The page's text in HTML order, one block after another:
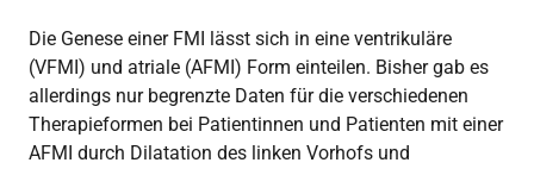
Die Genese einer FMI lässt sich in eine ventrikuläre
(VFMI) und atriale (AFMI) Form einteilen. Bisher gab es
allerdings nur begrenzte Daten für die verschiedenen
Therapieformen bei Patientinnen und Patienten mit einer
AFMI durch Dilatation des linken Vorhofs und